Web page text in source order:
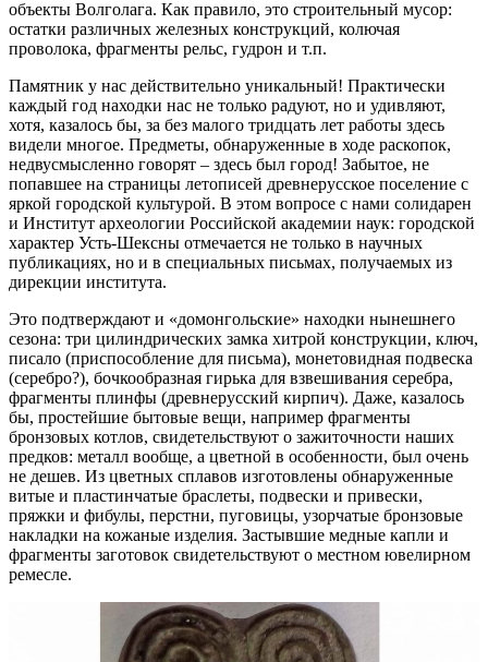
объекты Волголага. Как правило, это строительный мусор:
остатки различных железных конструкций, колючая
проволока, фрагменты рельс, гудрон и т.п.
Памятник у нас действительно уникальный! Практически
каждый год находки нас не только радуют, но и удивляют,
хотя, казалось бы, за без малого тридцать лет работы здесь
видели многое. Предметы, обнаруженные в ходе раскопок,
недвусмысленно говорят – здесь был город! Забытое, не
попавшее на страницы летописей древнерусское поселение с
яркой городской культурой. В этом вопросе с нами солидарен
и Институт археологии Российской академии наук: городской
характер Усть-Шексны отмечается не только в научных
публикациях, но и в специальных письмах, получаемых из
дирекции института.
Это подтверждают и «домонгольские» находки нынешнего
сезона: три цилиндрических замка хитрой конструкции, ключ,
писало (приспособление для письма), монетовидная подвеска
(серебро?), бочкообразная гирька для взвешивания серебра,
фрагменты плинфы (древнерусский кирпич). Даже, казалось
бы, простейшие бытовые вещи, например фрагменты
бронзовых котлов, свидетельствуют о зажиточности наших
предков: металл вообще, а цветной в особенности, был очень
не дешев. Из цветных сплавов изготовлены обнаруженные
витые и пластинчатые браслеты, подвески и привески,
пряжки и фибулы, перстни, пуговицы, узорчатые бронзовые
накладки на кожаные изделия. Застывшие медные капли и
фрагменты заготовок свидетельствуют о местном ювелирном
ремесле.